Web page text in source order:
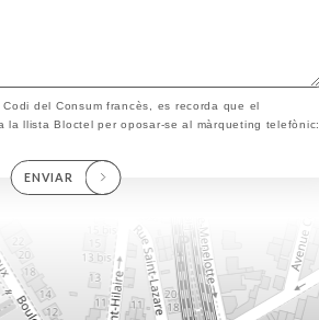
del Consum francès, es recorda que el
la llista Bloctel per oposar-se al màrqueting telefònic:
ENVIAR